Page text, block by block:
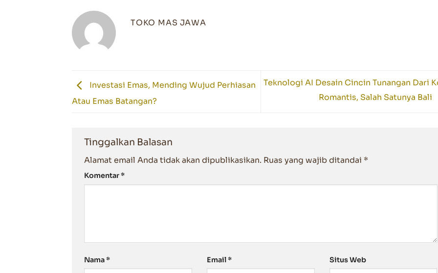
TOKO MAS JAWA
Investasi Emas, Mending Wujud Perhiasan
Atau Emas Batangan?
Teknologi AI Desain Cincin Tunangan Dari
Romantis, Salah Satunya Bali
Tinggalkan Balasan
Alamat email Anda tidak akan dipublikasikan. Ruas yang wajib ditandai *
Komentar*
Nama* Email* Situs Web